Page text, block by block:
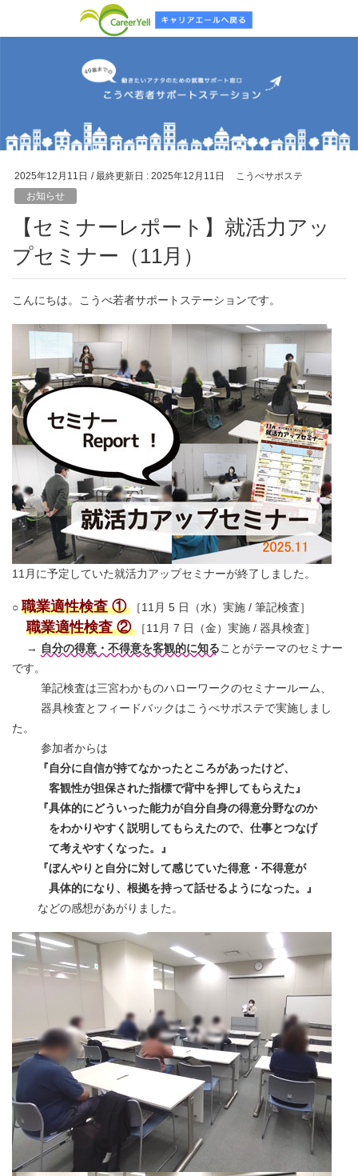
2025年12月11日 / 最終更新日 : 2025年12月11日
こうべサポステ
お知らせ
【セミナーレポート】就活力アッ
プセミナー（11月）
こんにちは。こうべ若者サポートステーションです。
11月に予定していた就活力アップセミナーが終了しました。
○ 職業適性検査 ① ［11月 5 日（水）実施 / 筆記検査］
職業適性検査 ② ［11月 7 日（金）実施 / 器具検査］
→ 自分の得意・不得意を客観的に知ることがテーマのセミナー
です。
筆記検査は三宮わかものハローワークのセミナールーム、
器具検査とフィードバックはこうべサポステで実施しまし
た。
参加者からは
『自分に自信が持てなかったところがあったけど、
客観性が担保された指標で背中を押してもらえた』
『具体的にどういった能力が自分自身の得意分野なのか
をわかりやすく説明してもらえたので、仕事とつなげ
て考えやすくなった。』
『ぼんやりと自分に対して感じていた得意・不得意が
具体的になり、根拠を持って話せるようになった。』
などの感想があがりました。